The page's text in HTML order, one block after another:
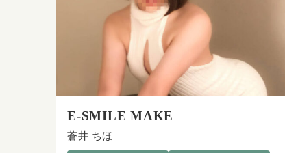
E-SMILE MAKE
蒼井 ちほ